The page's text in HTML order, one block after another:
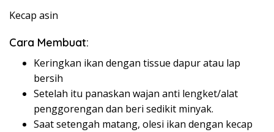
Kecap asin
Cara Membuat:
Keringkan ikan dengan tissue dapur atau lap
bersih
Setelah itu panaskan wajan anti lengket/alat
penggorengan dan beri sedikit minyak.
Saat setengah matang, olesi ikan dengan kecap